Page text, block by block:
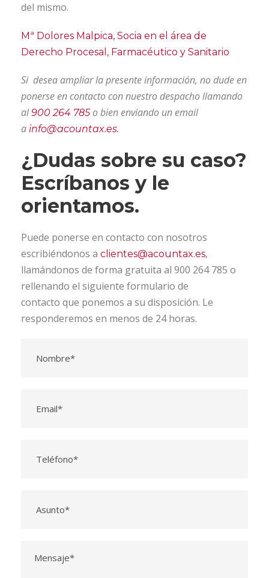
del mismo.
Mª Dolores Malpica, Socia en el área de
Derecho Procesal, Farmacéutico y Sanitario
Si desea ampliar la presente información, no dude en
ponerse en contacto con nuestro despacho llamando
al900 264 785o bien enviando un email
a info@acountax.es.
¿Dudas sobre su caso?
Escríbanos y le
orientamos.
Puede ponerse en contacto con nosotros
escribiéndonos a clientes@acountax.es,
llamándonos de forma gratuita al 900 264 785 o
rellenando el siguiente formulario de
contacto que ponemos a su disposición. Le
responderemos en menos de 24 horas.